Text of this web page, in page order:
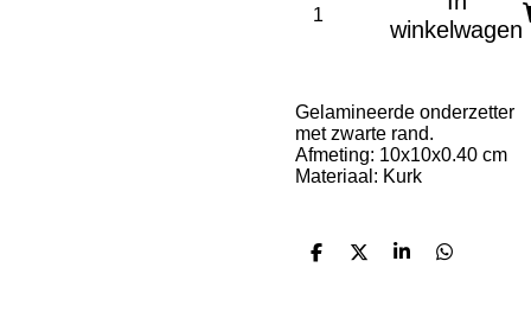
winkelwagen
Gelamineerde onderzetter
met zwarte rand.
Afmeting: 10x10x0.40 cm
Materiaal: Kurk
D
D
S
D